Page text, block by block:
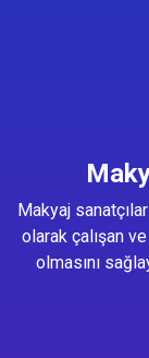
Makyaj
olarak çalışan
olmasını